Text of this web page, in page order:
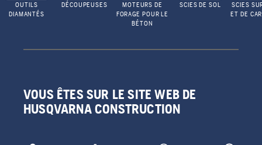
OUTILS
DIAMANTÉS
DÉCOUPEUSES
MOTEURS DE
FORAGE POUR LE
BÉTON
SCIES DE SOL
SCIES
ET DE
VOUS ÊTES SUR LE SITE WEB DE
HUSQVARNA CONSTRUCTION